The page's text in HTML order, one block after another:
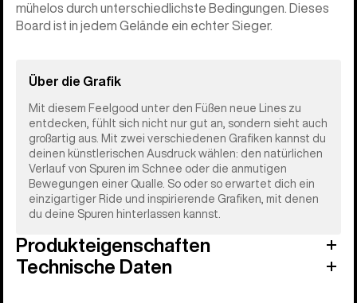
mühelos durch unterschiedlichste Bedingungen. Dieses
Board ist in jedem Gelände ein echter Sieger.
Über die Grafik
Mit diesem Feelgood unter den Füßen neue Lines zu
entdecken, fühlt sich nicht nur gut an, sondern sieht auch
großartig aus. Mit zwei verschiedenen Grafiken kannst du
deinen künstlerischen Ausdruck wählen: den natürlichen
Verlauf von Spuren im Schnee oder die anmutigen
Bewegungen einer Qualle. So oder so erwartet dich ein
einzigartiger Ride und inspirierende Grafiken, mit denen
du deine Spuren hinterlassen kannst.
Produkteigenschaften
Technische Daten